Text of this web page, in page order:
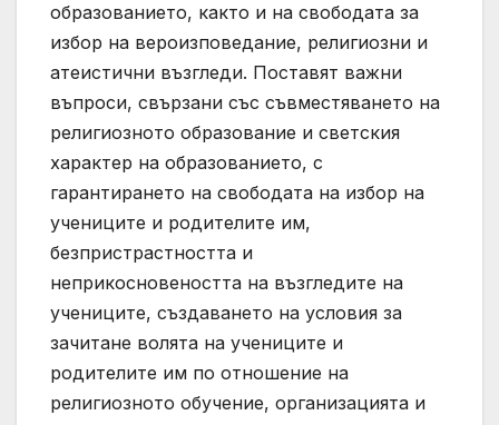
образованието, както и на свободата за
избор на вероизповедание, религиозни и
атеистични възгледи. Поставят важни
въпроси, свързани със съвместяването на
религиозното образование и светския
характер на образованието, с
гарантирането на свободата на избор на
учениците и родителите им,
безпристрастността и
неприкосновеността на възгледите на
учениците, създаването на условия за
зачитане волята на учениците и
родителите им по отношение на
религиозното обучение, организацията и